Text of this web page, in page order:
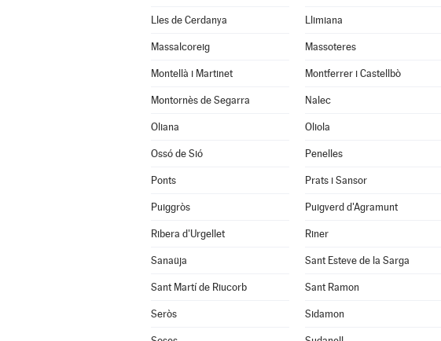
Lles de Cerdanya Llimiana
Massalcoreig Massoteres
Montellà i Martinet Montferrer i Castellbò
Montornès de Segarra Nalec
Oliana Oliola
Ossó de Sió Penelles
Ponts Prats i Sansor
Puiggròs Puigverd d'Agramunt
Ribera d'Urgellet Riner
Sanaüja Sant Esteve de la Sarga
Sant Martí de Riucorb Sant Ramon
Seròs Sidamon